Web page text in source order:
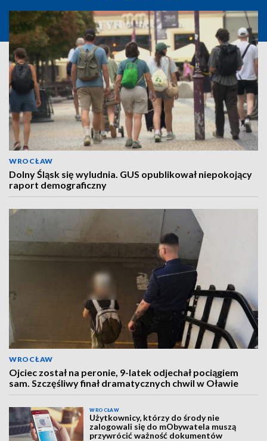
WROCŁAW
Dolny Śląsk się wyludnia. GUS opublikował niepokojący
raport demograficzny
WROCŁAW
Ojciec został na peronie, 9-latek odjechał pociągiem
sam. Szczęśliwy finał dramatycznych chwil w Oławie
WROCŁAW
Użytkownicy, którzy do środy nie
zalogowali się do mObywatela muszą
przywrócić ważność dokumentów